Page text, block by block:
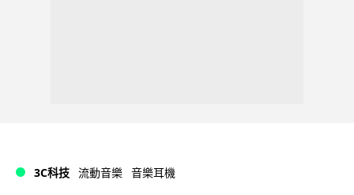
3C科技 流動音樂 音樂耳機